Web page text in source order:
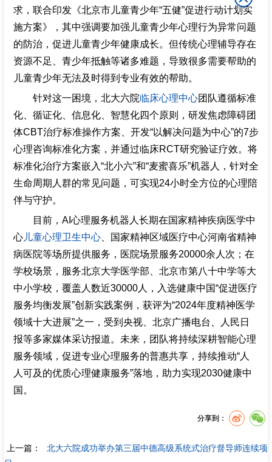
求，联合印发《北京市儿童青少年“五健”促进行动计划实
施方案》，其中强调要加强儿童青少年心理行为异常问题
的防治，促进儿童青少年健康成长。但传统心理辅导存在
资源不足、青少年抵触等诸多难题，导致很多需要帮助的
儿童青少年无法及时得到专业有效的帮助。
针对这一困境，北大六院临床心理中心团队遵循标准
化、循证化、信息化、智慧化四个原则，研发焦虑障碍团
体CBT治疗标准操作方案、开发“以解决问题为中心”的7步
心理咨询标准化方案，并通过临床RCT研究验证疗效。将
标准化治疗方案嵌入“北小六”和“麦蜜喜乐”机器人，针对全
生命周期人群的常见问题，可实现24小时全方位的心理陪
伴与守护。
目前，AI心理服务机器人长期在国家精神疾病医学中
心儿童心理卫生中心、国家精神区域医疗中心河南省精神
病医院等场所提供服务，医院场景服务20000余人次；在
学校场景，服务北京大学医学部、北京市第八十中学等大
中小学校，覆盖人数近30000人，入选健康中国“促进医疗
服务均衡发展”创新实践案例，获评为“2024年度精神医学
领域十大进展”之一，受到央视、北京广播电台、人民日
报等多家媒体采访报道。未来，团队将持续深耕智能心理
服务领域，促进专业心理服务的普惠共享，持续推动“人
人可及的优质心理健康服务”落地，助力实现2030健康中
国。
分享到：
上一篇：
北大六院成功举办第三届中德高级系统式治疗督导师连续项